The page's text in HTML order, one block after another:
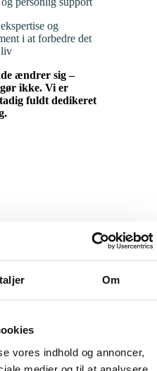
Om
vores indhold og annoncer,
medier og til at analysere
og
i at forbedre det
liv
ændrer sig –
ikke. Vi er
fuldt dedikeret
country or